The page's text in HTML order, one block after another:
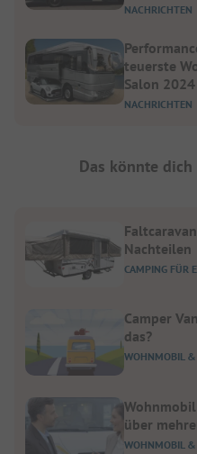
NACHRICHTEN
NACHRICHTEN
teuerste
Salon 2024
Das könnte
CAMPING FÜR
Nachteilen
WOHNMOBIL &
Camper
das?
WOHNMOBIL &
über